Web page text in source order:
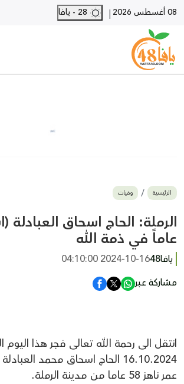
08 أغسطس 2026 |
بيع وشراء
أخبار القدس
وفيات
المزيد
الرئيسية وفيات
عاماً في ذمة الله
يافا48
2024-10-16 04:10:00
مشاركة عبر
انتقل الى رحمة الله تعالى فجر هذا اليوم
16.10.2024 الحاج اسحاق محمد
عمر ناهز 58 عاما من مدينة الرملة.